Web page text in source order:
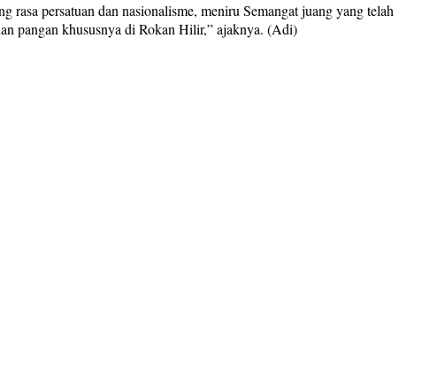
persatuan dan nasionalisme, meniru Semangat juang yang telah
pangan khususnya di Rokan Hilir,” ajaknya. (Adi)